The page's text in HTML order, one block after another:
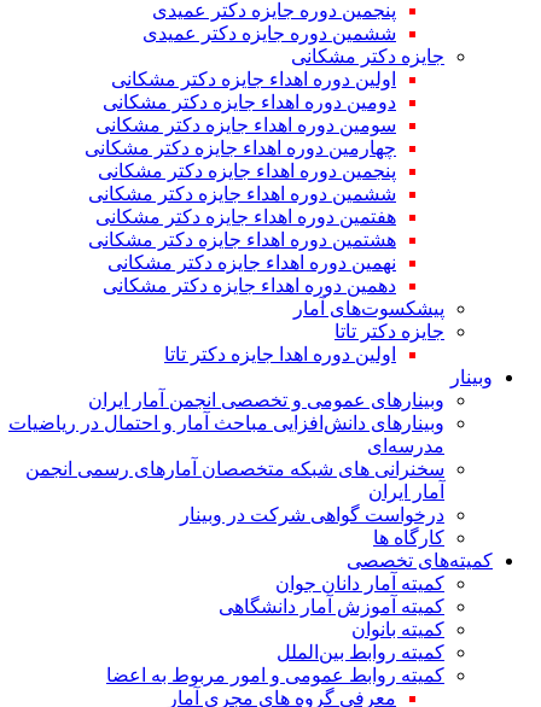
پنجمین دوره جایزه دکتر عمیدی
ششمین دوره جایزه دکتر عمیدی
جایزه دکتر مشکانی
اولین دوره اهداء جایزه دکتر مشکانی
دومین دوره اهداء جایزه دکتر مشکانی
سومین دوره اهداء جایزه دکتر مشکانی
چهارمین دوره اهداء جایزه دکتر مشکانی
پنجمین دوره اهداء جایزه دکتر مشکانی
ششمین دوره اهداء جایزه دکتر مشکانی
هفتمین دوره اهداء جایزه دکتر مشکانی
هشتمین دوره اهداء جایزه دکتر مشکانی
نهمین دوره اهداء جایزه دکتر مشکانی
دهمین دوره اهداء جایزه دکتر مشکانی
پیشکسوت‌های آمار
جایزه دکتر تاتا
اولین دوره اهدا جایزه دکتر تاتا
وبینار
وبینارهای عمومی و تخصصی انجمن آمار ایران
وبینارهای دانش‌افزایی مباحث آمار و احتمال در ریاضیات
مدرسه‌ای
سخنرانی های شبکه متخصصان آمارهای رسمی انجمن
آمار ایران
درخواست گواهی شرکت در وبینار
کارگاه ها
کمیته‌های تخصصی
کمیته آمار دانان جوان
کمیته آموزش آمار دانشگاهی
کمیته بانوان
کمیته روابط بین‌الملل
کمیته روابط عمومی و امور مربوط به اعضا
معرفی گروه های مجری آمار